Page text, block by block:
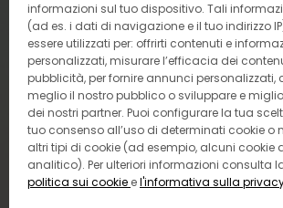
informazioni sul tuo dispositivo. Tali
(ad es. i dati di navigazione e il tuo indirizzo
essere utilizzati per: offrirti contenuti e
personalizzati, misurare l’efficacia dei
pubblicità, per fornire annunci personalizzati,
meglio il nostro pubblico o sviluppare e
dei nostri partner. Puoi configurare la tua
tuo consenso all’uso di determinati cookie o
altri tipi di cookie (ad esempio, alcuni cookie
analitico). Per ulteriori informazioni consulta
politica sui cookie el'informativa sulla